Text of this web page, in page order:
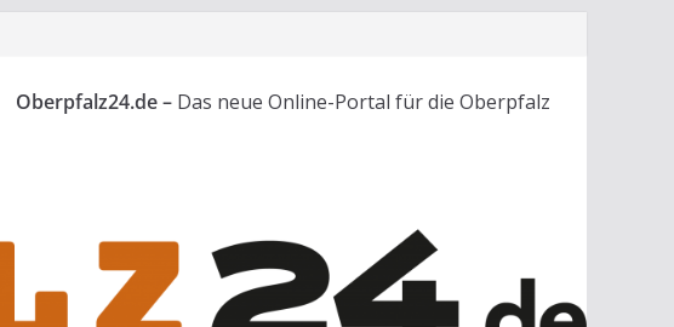
Oberpfalz24.de – Das neue Online-Portal für die Oberpfalz